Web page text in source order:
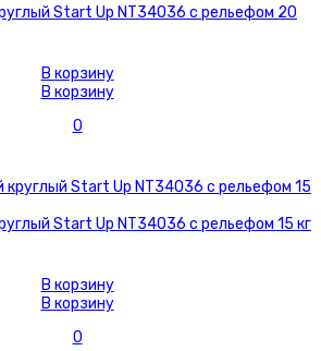
Start Up NT34036 с рельефом 20
В корзину
В корзину
0
Start Up NT34036 с рельефом 15 кг
В корзину
В корзину
0